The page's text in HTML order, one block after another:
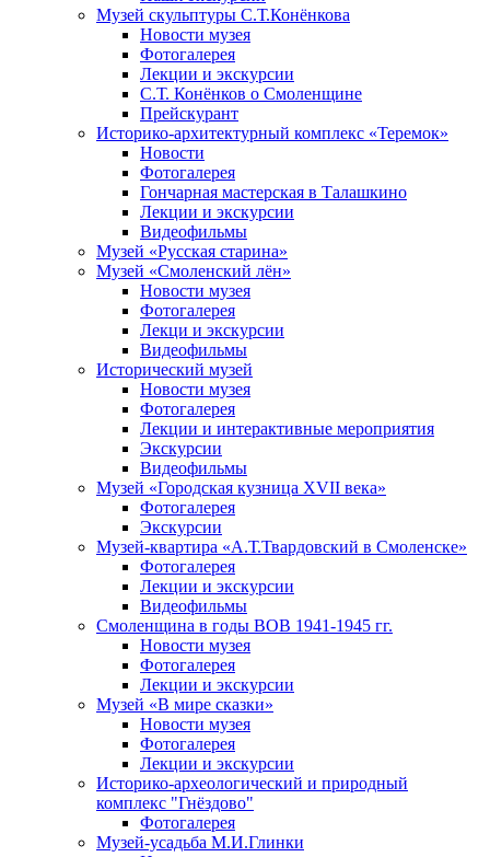
Музей скульптуры С.Т.Конёнкова
Новости музея
Фотогалерея
Лекции и экскурсии
С.Т. Конёнков о Смоленщине
Прейскурант
Историко-архитектурный комплекс «Теремок»
Новости
Фотогалерея
Гончарная мастерская в Талашкино
Лекции и экскурсии
Видеофильмы
Музей «Русская старина»
Музей «Смоленский лён»
Новости музея
Фотогалерея
Лекци и экскурсии
Видеофильмы
Исторический музей
Новости музея
Фотогалерея
Лекции и интерактивные мероприятия
Экскурсии
Видеофильмы
Музей «Городская кузница XVII века»
Фотогалерея
Экскурсии
Музей-квартира «А.Т.Твардовский в Смоленске»
Фотогалерея
Лекции и экскурсии
Видеофильмы
Смоленщина в годы ВОВ 1941-1945 гг.
Новости музея
Фотогалерея
Лекции и экскурсии
Музей «В мире сказки»
Новости музея
Фотогалерея
Лекции и экскурсии
Историко-археологический и природный
комплекс "Гнёздово"
Фотогалерея
Музей-усадьба М.И.Глинки